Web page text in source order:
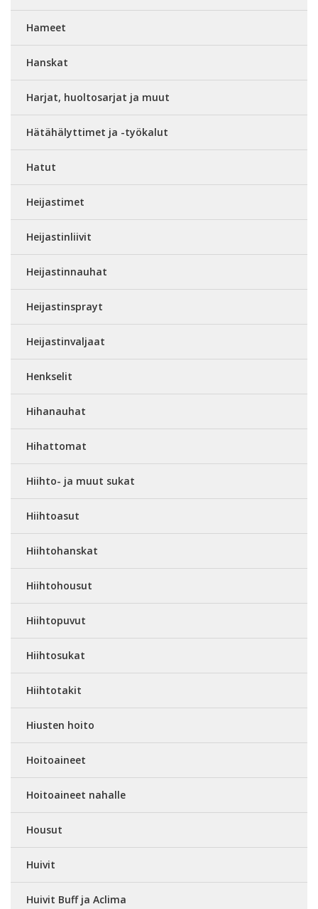
Hameet
Hanskat
Harjat, huoltosarjat ja muut
Hätähälyttimet ja -työkalut
Hatut
Heijastimet
Heijastinliivit
Heijastinnauhat
Heijastinsprayt
Heijastinvaljaat
Henkselit
Hihanauhat
Hihattomat
Hiihto- ja muut sukat
Hiihtoasut
Hiihtohanskat
Hiihtohousut
Hiihtopuvut
Hiihtosukat
Hiihtotakit
Hiusten hoito
Hoitoaineet
Hoitoaineet nahalle
Housut
Huivit
Huivit Buff ja Aclima